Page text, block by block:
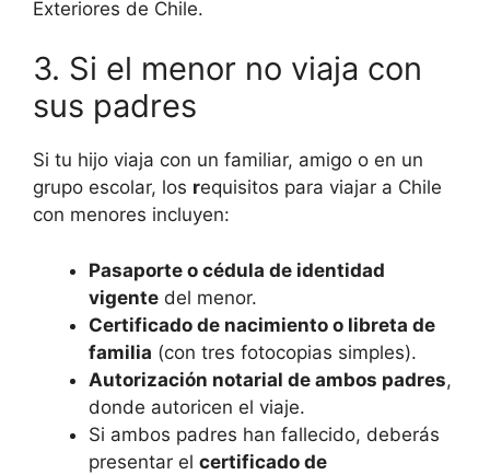
Exteriores de Chile.
3. Si el menor no viaja con
sus padres
Si tu hijo viaja con un familiar, amigo o en un
grupo escolar, los requisitos para viajar a Chile
con menores incluyen:
Pasaporte o cédula de identidad
vigente del menor.
Certificado de nacimiento o libreta de
familia (con tres fotocopias simples).
Autorización notarial de ambos padres,
donde autoricen el viaje.
Si ambos padres han fallecido, deberás
presentar el certificado de